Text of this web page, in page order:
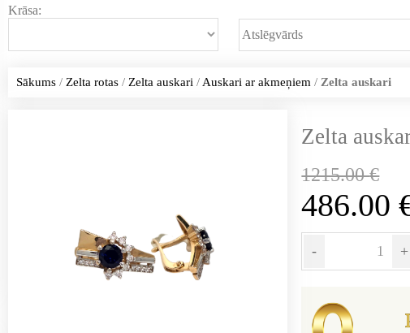
Krāsa:
Sākums/ Zelta rotas/ Zelta auskari / Auskari ar akmeņiem / Zelta auskari
Zelta
1215.00€
486.00
- +